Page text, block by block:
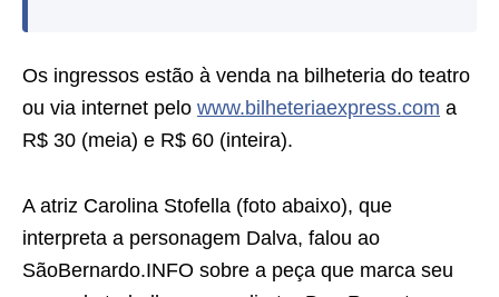
Os ingressos estão à venda na bilheteria do teatro
ou via internet pelo www.bilheteriaexpress.com a
R$ 30 (meia) e R$ 60 (inteira).
A atriz Carolina Stofella (foto abaixo), que
interpreta a personagem Dalva, falou ao
SãoBernardo.INFO sobre a peça que marca seu